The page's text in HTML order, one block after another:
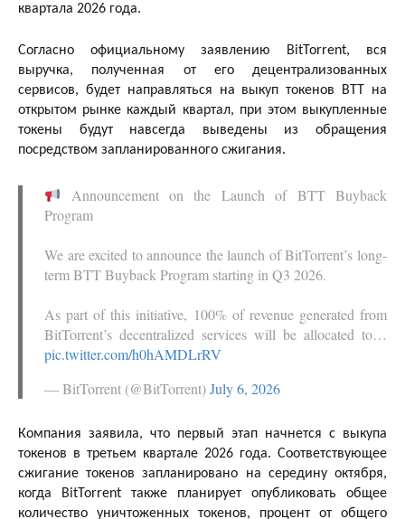
квартала 2026 года.
Согласно официальному заявлению BitTorrent, вся
выручка, полученная от его децентрализованных
сервисов, будет направляться на выкуп токенов BTT на
открытом рынке каждый квартал, при этом выкупленные
токены будут навсегда выведены из обращения
посредством запланированного сжигания.
Announcement on the Launch of BTT Buyback
Program
We are excited to announce the launch of BitTorrent’s long-
term BTT Buyback Program starting in Q3 2026.
As part of this initiative, 100% of revenue generated from
BitTorrent’s decentralized services will be allocated to…
pic.twitter.com/h0hAMDLrRV
— BitTorrent (@BitTorrent)July 6, 2026
Компания заявила, что первый этап начнется с выкупа
токенов в третьем квартале 2026 года. Соответствующее
сжигание токенов запланировано на середину октября,
когда BitTorrent также планирует опубликовать общее
количество уничтоженных токенов, процент от общего